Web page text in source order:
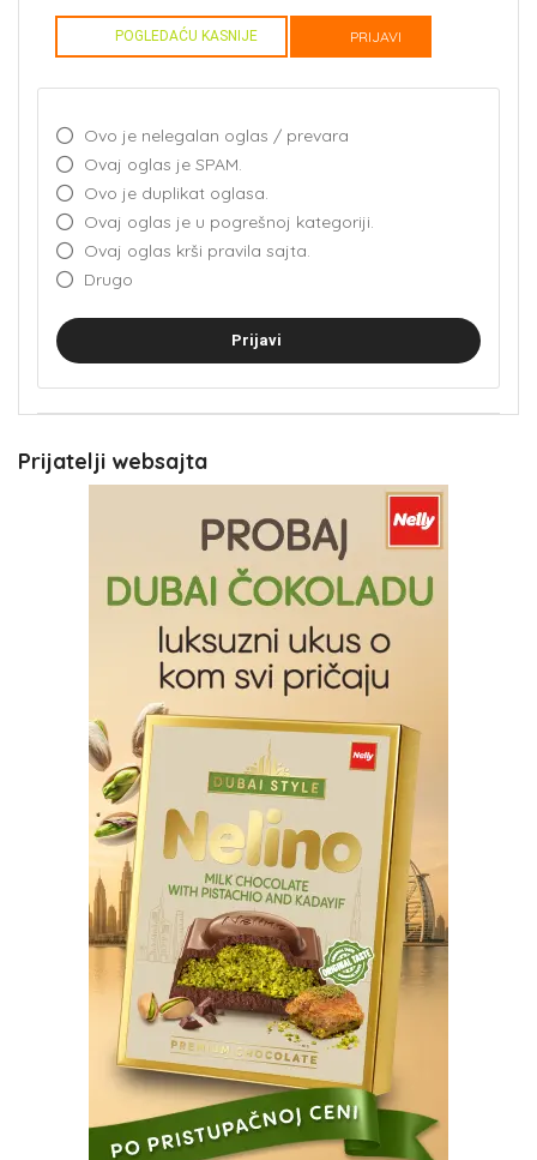
POGLEDAĆU KASNIJE PRIJAVI
Ovo je nelegalan oglas / prevara
Ovaj oglas je SPAM.
Ovo je duplikat oglasa.
Ovaj oglas je u pogrešnoj kategoriji.
Ovaj oglas krši pravila sajta.
Drugo
Prijavi
Prijatelji websajta